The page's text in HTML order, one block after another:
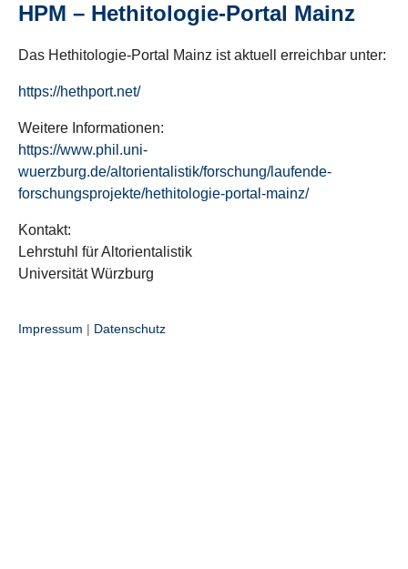
HPM – Hethitologie-Portal Mainz
Das Hethitologie-Portal Mainz ist aktuell erreichbar unter:
https://hethport.net/
Weitere Informationen:
https://www.phil.uni-
wuerzburg.de/altorientalistik/forschung/laufende-
forschungsprojekte/hethitologie-portal-mainz/
Kontakt:
Lehrstuhl für Altorientalistik
Universität Würzburg
Impressum | Datenschutz